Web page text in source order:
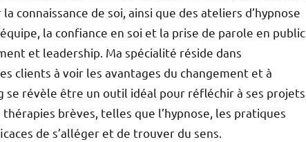
connaissance de soi, ainsi que des ateliers d’hypnose
la confiance en soi et la prise de parole en public.
et leadership. Ma spécialité réside dans
clients à voir les avantages du changement et à
se révèle être un outil idéal pour réfléchir à ses projets,
brèves, telles que l’hypnose, les pratiques
de s’alléger et de trouver du sens.